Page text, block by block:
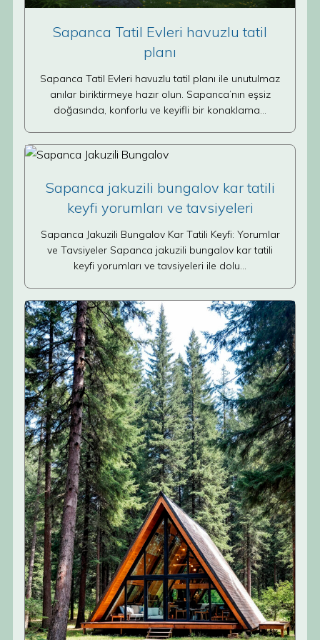
Sapanca Tatil Evleri havuzlu tatil
planı
Sapanca Tatil Evleri havuzlu tatil planı ile unutulmaz
anılar biriktirmeye hazır olun. Sapanca’nın eşsiz
doğasında, konforlu ve keyifli bir konaklama…
Sapanca jakuzili bungalov kar tatili
keyfi yorumları ve tavsiyeleri
Sapanca Jakuzili Bungalov Kar Tatili Keyfi: Yorumlar
ve Tavsiyeler Sapanca jakuzili bungalov kar tatili
keyfi yorumları ve tavsiyeleri ile dolu…